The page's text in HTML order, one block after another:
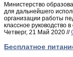
​Министерство
для дальнейшего
организации работы
классное руководство
Четверг, 21 Май 2020 //
Бесплатное